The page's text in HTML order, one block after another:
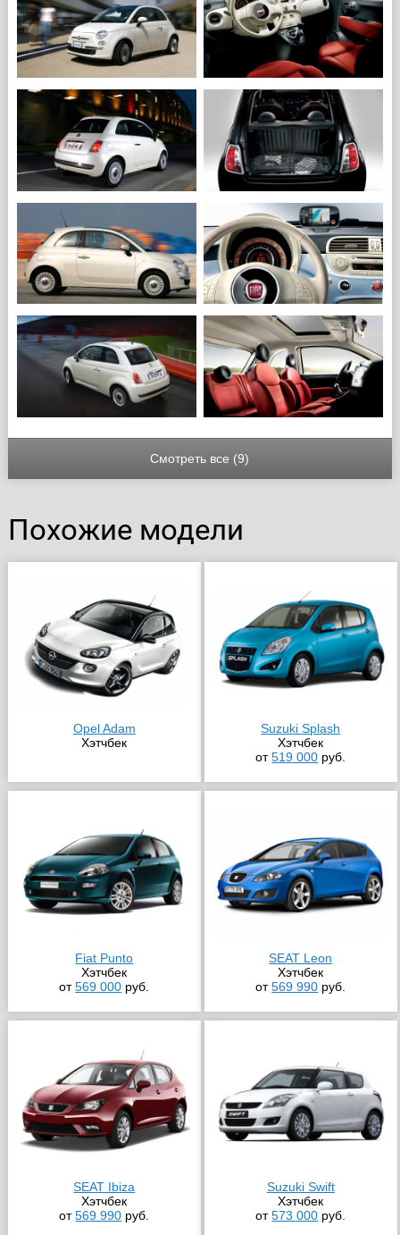
Смотреть все (9)
Похожие модели
Opel Adam
Хэтчбек
Suzuki Splash
Хэтчбек
от519 000 руб.
Fiat Punto
Хэтчбек
от569 000 руб.
SEAT Leon
Хэтчбек
от569 990 руб.
SEAT Ibiza
Хэтчбек
от569 990 руб.
Suzuki Swift
Хэтчбек
от573 000 руб.